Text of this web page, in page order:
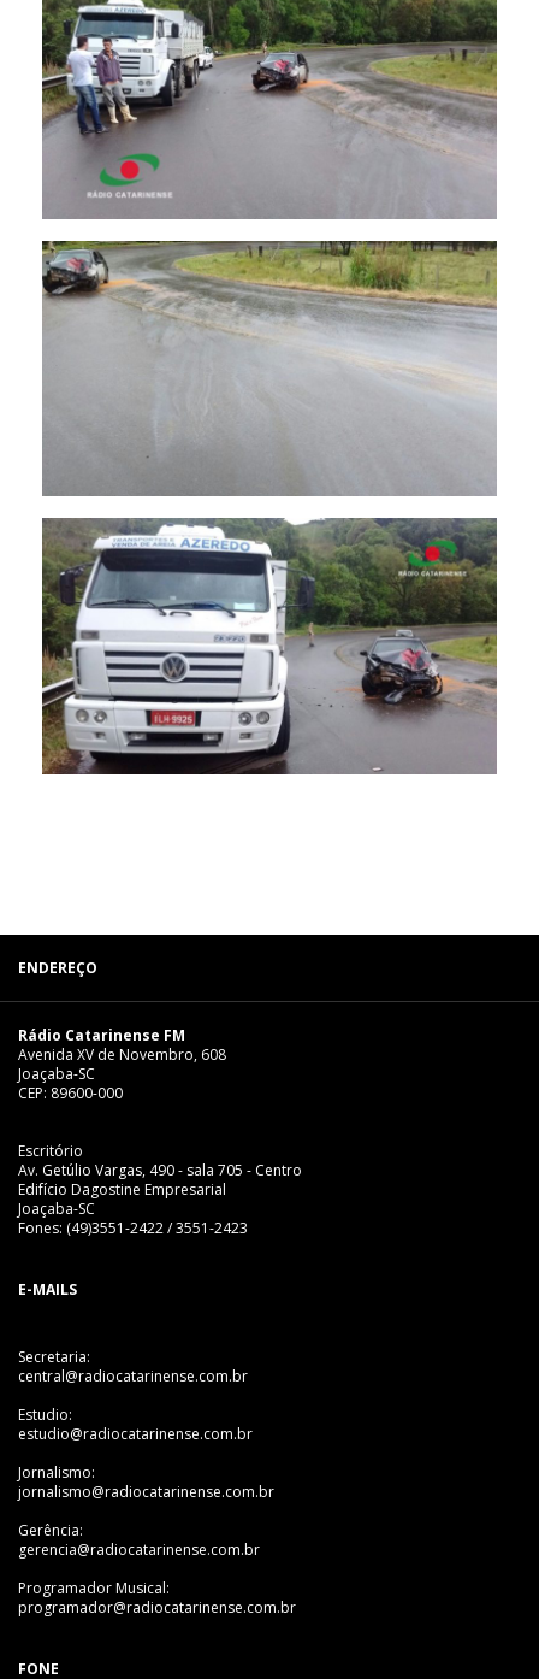
ENDEREÇO
Rádio Catarinense FM
Avenida XV de Novembro, 608
Joaçaba-SC
CEP: 89600-000
Escritório
Av. Getúlio Vargas, 490 - sala 705 - Centro
Edifício Dagostine Empresarial
Joaçaba-SC
Fones: (49)3551-2422 / 3551-2423
E-MAILS
Secretaria:
central@radiocatarinense.com.br
Estudio:
estudio@radiocatarinense.com.br
Jornalismo:
jornalismo@radiocatarinense.com.br
Gerência:
gerencia@radiocatarinense.com.br
Programador Musical:
programador@radiocatarinense.com.br
FONE